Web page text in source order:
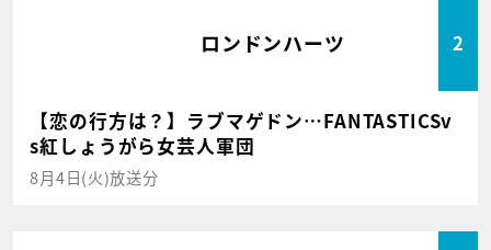
ロンドンハーツ 2
【恋の行方は？】ラブマゲドン…FANTASTICSv
s紅しょうがら女芸人軍団
8月4日(火)放送分